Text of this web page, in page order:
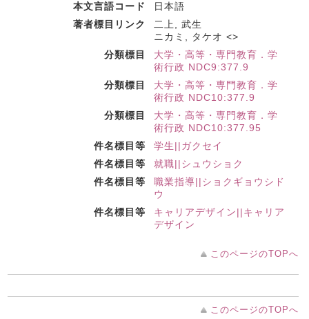
本文言語コード
日本語
著者標目リンク
二上, 武生
ニカミ, タケオ <>
分類標目
大学・高等・専門教育．学
術行政 NDC9:377.9
分類標目
大学・高等・専門教育．学
術行政 NDC10:377.9
分類標目
大学・高等・専門教育．学
術行政 NDC10:377.95
件名標目等
学生||ガクセイ
件名標目等
就職||シュウショク
件名標目等
職業指導||ショクギョウシド
ウ
件名標目等
キャリアデザイン||キャリア
デザイン
このページのTOPへ
このページのTOPへ